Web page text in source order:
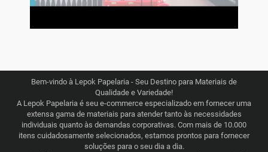
Bem-vindo à Lepok Papelaria - Seu Destino para Materiais de
Qualidade e Variedade!
A Lepok Papelaria é seu e-commerce especializado em fornecer uma
extensa gama de materiais para atender tanto às necessidades
individuais quanto às demandas corporativas. Com mais de 10.000
itens cuidadosamente selecionados, estamos prontos para fornecer
soluções para o seu dia a dia.